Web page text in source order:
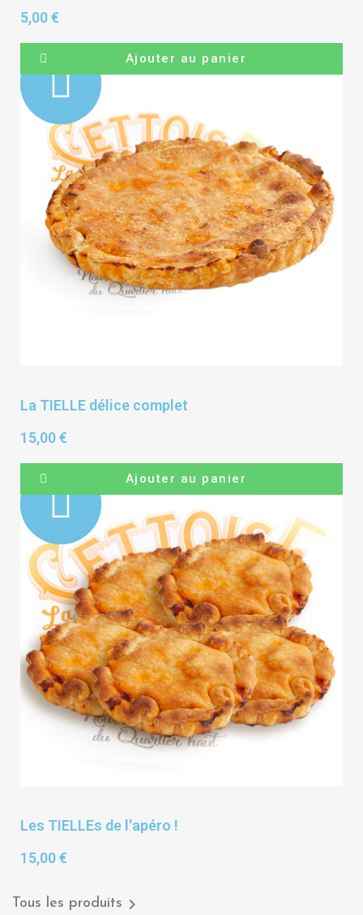
5,00 €
Ajouter au panier
La TIELLE délice complet
15,00 €
Pack Ajouter au panier
Les TIELLEs de l'apéro !
15,00 €
Tous les produits 